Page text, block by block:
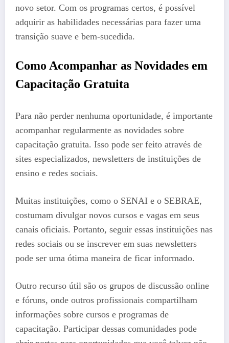
novo setor. Com os programas certos, é possível
adquirir as habilidades necessárias para fazer uma
transição suave e bem-sucedida.
Como Acompanhar as Novidades em
Capacitação Gratuita
Para não perder nenhuma oportunidade, é importante
acompanhar regularmente as novidades sobre
capacitação gratuita. Isso pode ser feito através de
sites especializados, newsletters de instituições de
ensino e redes sociais.
Muitas instituições, como o SENAI e o SEBRAE,
costumam divulgar novos cursos e vagas em seus
canais oficiais. Portanto, seguir essas instituições nas
redes sociais ou se inscrever em suas newsletters
pode ser uma ótima maneira de ficar informado.
Outro recurso útil são os grupos de discussão online
e fóruns, onde outros profissionais compartilham
informações sobre cursos e programas de
capacitação. Participar dessas comunidades pode